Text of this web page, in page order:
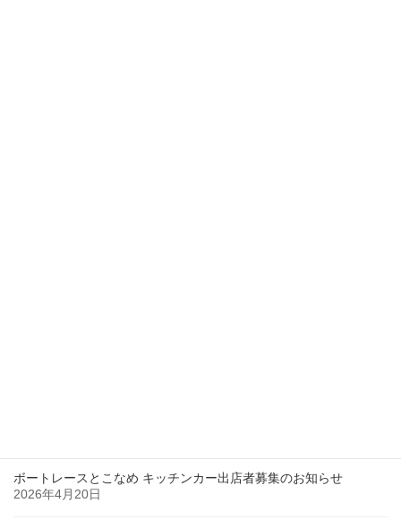
ボートレースとこなめ キッチンカー出店者募集のお知らせ
2026年4月20日